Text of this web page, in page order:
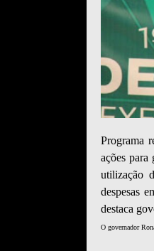
Programa
ações para
utilização
despesas
destaca
O governador